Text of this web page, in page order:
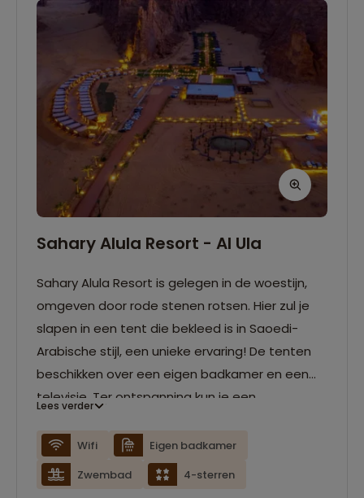
Sahary Alula Resort - Al Ula
Sahary Alula Resort is gelegen in de woestijn,
omgeven door rode stenen rotsen. Hier zul je
slapen in een tent die bekleed is in Saoedi-
Arabische stijl, een unieke ervaring! De tenten
beschikken over een eigen badkamer en een
televisie. Ter ontspanning kun je een
een potje tafeltennissen in de entertainment
ruimte. Bij het Masar Yafour Restaurant kun je
terecht voor een heerlijk lokaal diner.
Lees verder
Wifi
Eigen badkamer
Zwembad
4-sterren